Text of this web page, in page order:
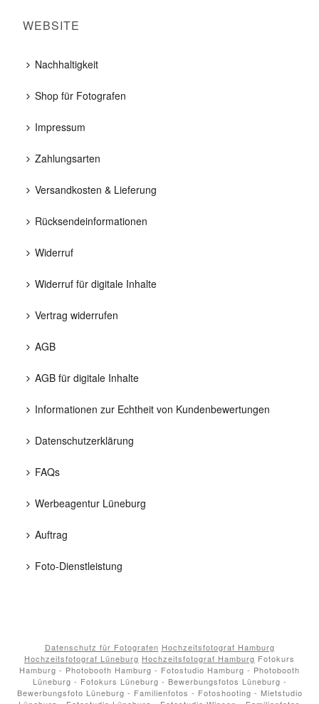
WEBSITE
Nachhaltigkeit
Shop für Fotografen
Impressum
Zahlungsarten
Versandkosten & Lieferung
Rücksendeinformationen
Widerruf
Widerruf für digitale Inhalte
Vertrag widerrufen
AGB
AGB für digitale Inhalte
Informationen zur Echtheit von Kundenbewertungen
Datenschutzerklärung
FAQs
Werbeagentur Lüneburg
Auftrag
Foto-Dienstleistung
Datenschutz für Fotografen Hochzeitsfotograf Hamburg
Hochzeitsfotograf Lüneburg Hochzeitsfotograf Hamburg Fotokurs
Hamburg - Photobooth Hamburg - Fotostudio Hamburg - Photobooth
Lüneburg - Fotokurs Lüneburg - Bewerbungsfotos Lüneburg -
Bewerbungsfoto Lüneburg - Familienfotos - Fotoshooting - Mietstudio